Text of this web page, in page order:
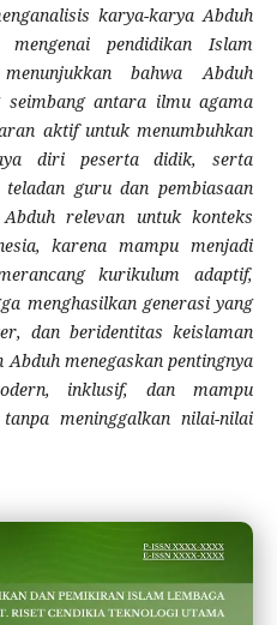
karya-karya Abduh
pendidikan Islam
bahwa Abduh
antara ilmu agama
aktif untuk menumbuhkan
diri peserta didik, serta
guru dan pembiasaan
relevan untuk konteks
karena mampu menjadi
kurikulum adaptif,
menghasilkan generasi yang
dan beridentitas keislaman
menegaskan pentingnya
inklusif, dan mampu
meninggalkan nilai-nilai